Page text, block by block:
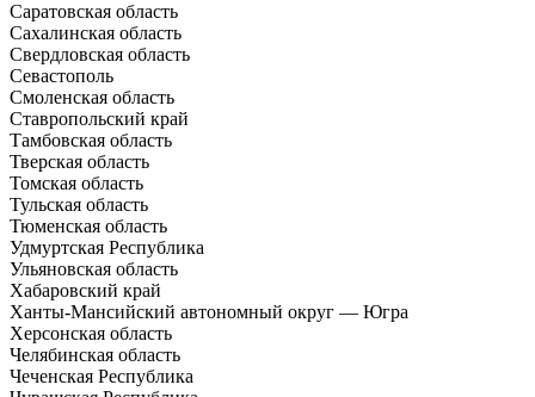
Саратовская область
Сахалинская область
Свердловская область
Севастополь
Смоленская область
Ставропольский край
Тамбовская область
Тверская область
Томская область
Тульская область
Тюменская область
Удмуртская Республика
Ульяновская область
Хабаровский край
Ханты-Мансийский автономный округ — Югра
Херсонская область
Челябинская область
Чеченская Республика